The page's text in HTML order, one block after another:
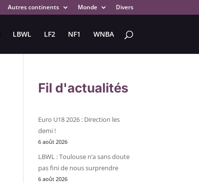
Autres continents Monde Divers
LBWL LF2 NF1 WNBA
Fil d'actualités
Euro U18 2026 : Direction les
demi !
6 août 2026
LBWL : Toulouse n’a sans doute
pas fini de nous surprendre
6 août 2026